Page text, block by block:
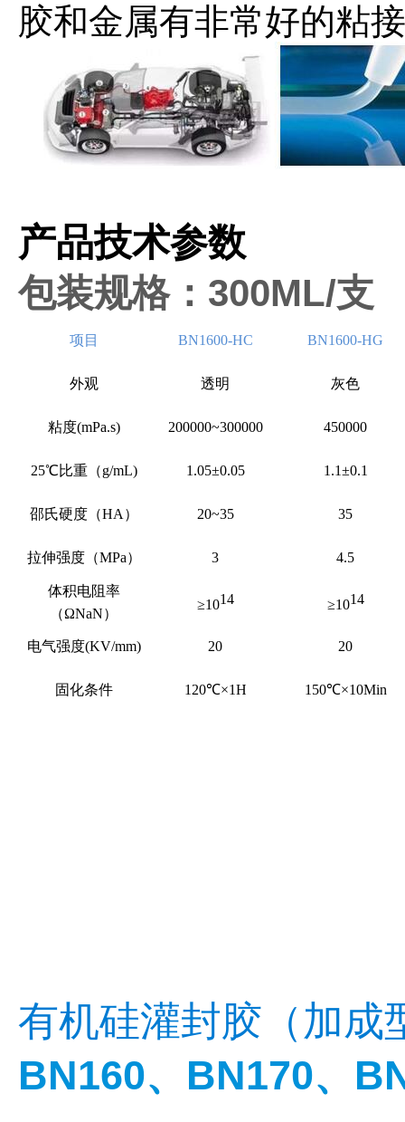
胶和金属有非常好的粘
产品技
包装规格： 300ML/支
项目 BN1600-HC BN1600-HG
外观 透明 灰色
粘度(mPa.s) 200000~300000 450000
25℃比重（g/mL) 1.05±0.05 1.1±0.1
邵氏硬度（HA） 20~35 35
拉伸强度（MPa） 3 4.5
体积电阻率
（ΩNaN）
≥1014 ≥1014
电气强度(KV/mm) 20 20
固化条件 120℃×1H 150℃×10Min
有机硅灌封胶（加
BN160、 BN170、